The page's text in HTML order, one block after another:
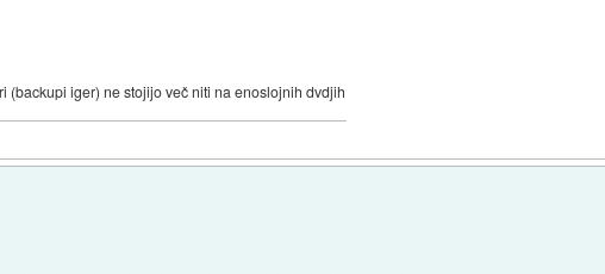
(backupi iger) ne stojijo več niti na enoslojnih dvdjih